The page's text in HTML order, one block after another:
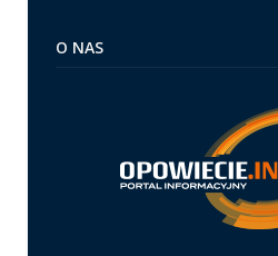
O NAS